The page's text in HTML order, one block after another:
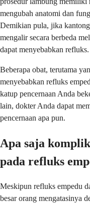
mengubah anatomi dan
Demikian pula, jika
mengalir secara berbeda
dapat menyebabkan refluks.
Beberapa obat, terutama
menyebabkan refluks
katup pencernaan Anda
lain, dokter Anda dapat
pencernaan apa pun.
Apa saja
pada refluks
Meskipun refluks empedu
besar orang mengatasinya